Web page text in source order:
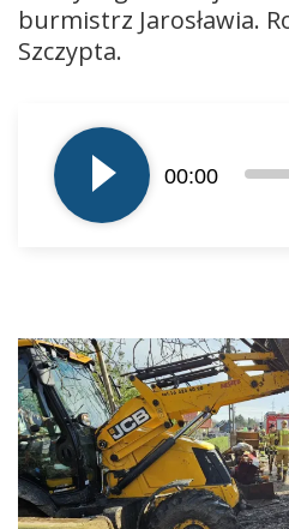
burmistrz Jarosławia.
Szczypta.
plików
dźwiękowych
00:00